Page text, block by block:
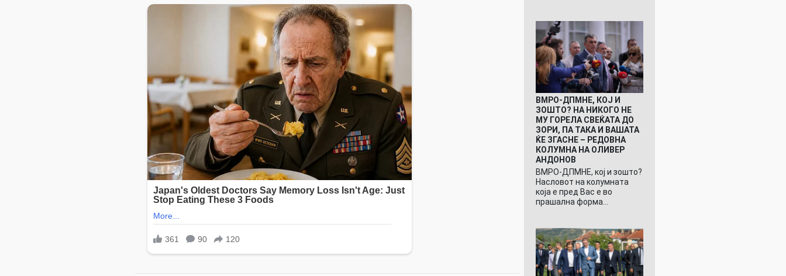
ВМРО-ДПМНЕ, КОЈ И
ЗОШТО? НА НИКОГО НЕ
МУ ГОРЕЛА СВЕЌАТА ДО
ЗОРИ, ПА ТАКА И ВАШАТА
ЌЕ ЗГАСНЕ – РЕДОВНА
КОЛУМНА НА ОЛИВЕР
АНДОНОВ
ВМРО-ДПМНЕ, кој и зошто?
Насловот на колумната
која е пред Вас е во
прашална форма…